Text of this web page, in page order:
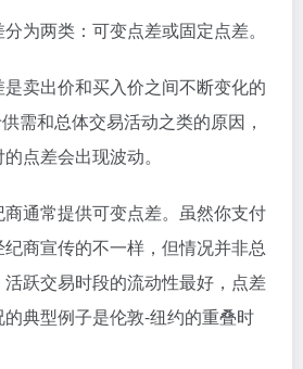
为两类：可变点差或固定点差。
卖出价和买入价之间不断变化的
需和总体交易活动之类的原因，
点差会出现波动。
通常提供可变点差。虽然你支付
商宣传的不一样，但情况并非总
跃交易时段的流动性最好，点差
典型例子是伦敦-纽约的重叠时